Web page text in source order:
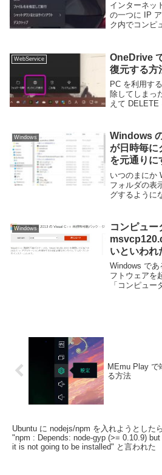
インターネッ
の一つに IP
ク内でコンピ
ものだが、通
なので我々
い。しかし、
などトラブ...
WebService
OneDrive
復元する方
PC を利用す
除してしまっ
えて DELETE
クメニューか
るかもしれな
除したけどあ
に気...
Windows
Windows
が日時毎に
を元通りに
いつのまにか
フォルダの表
グするように
で昨日、今週
というふうに
ープ化してい
装...
Windows
コンピュー
いといわれ
Windows であ
フトウェアを
「コンピュ
は
を開始できま
MEmu Play で
る方法
Ubuntu に nodejs/npm を入れようとしたら
"npm : Depends: node-gyp (>= 0.10.9) but
it is not going to be installed" と言われた